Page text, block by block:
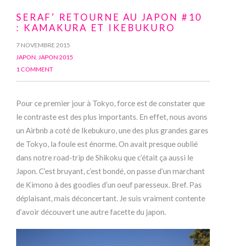
SERAF’ RETOURNE AU JAPON #10
: KAMAKURA ET IKEBUKURO
7 NOVEMBRE 2015
JAPON,JAPON 2015
1 COMMENT
Pour ce premier jour à Tokyo, force est de constater que
le contraste est des plus importants. En effet, nous avons
un Airbnb a coté de Ikebukuro, une des plus grandes gares
de Tokyo, la foule est énorme. On avait presque oublié
dans notre road-trip de Shikoku que c’était ça aussi le
Japon. C’est bruyant, c’est bondé, on passe d’un marchant
de Kimono à des goodies d’un oeuf paresseux. Bref. Pas
déplaisant, mais déconcertant. Je suis vraiment contente
d’avoir découvert une autre facette du japon.